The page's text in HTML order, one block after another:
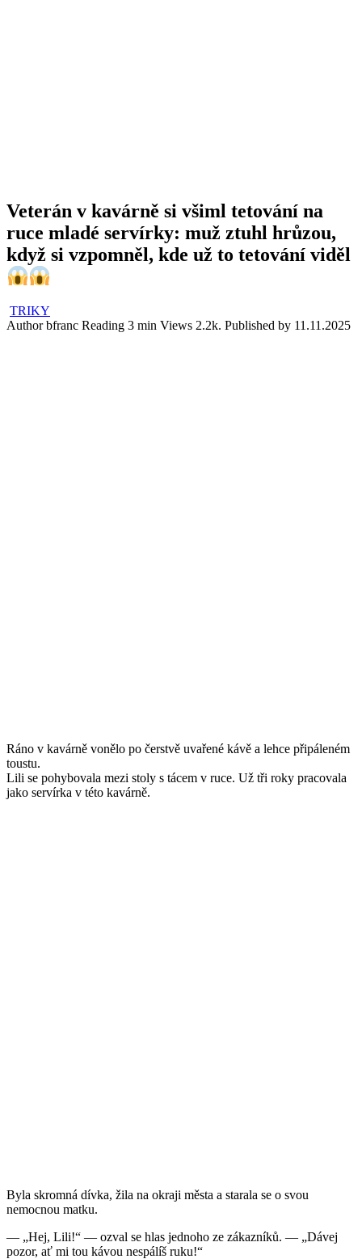
Veterán v kavárně si všiml tetování na
ruce mladé servírky: muž ztuhl hrůzou,
když si vzpomněl, kde už to tetování viděl
TRIKY
Author bfranc Reading 3 min Views 2.2k. Published by 11.11.2025
Ráno v kavárně vonělo po čerstvě uvařené kávě a lehce připáleném
toustu.
Lili se pohybovala mezi stoly s tácem v ruce. Už tři roky pracovala
jako servírka v této kavárně.
Byla skromná dívka, žila na okraji města a starala se o svou
nemocnou matku.
— „Hej, Lili!“ — ozval se hlas jednoho ze zákazníků. — „Dávej
pozor, ať mi tou kávou nespálíš ruku!“